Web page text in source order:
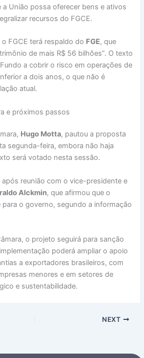
União possa oferecer bens e ativos
recursos do FGCE.
FGCE terá respaldo do FGE, que
de mais R$ 56 bilhões”. O texto
a cobrir o risco em operações de
a dois anos, o que não é
atual.
e próximos passos
Hugo Motta, pautou a proposta
segunda-feira, embora não haja
será votado nesta sessão.
reunião com o vice-presidente e
Alckmin, que afirmou que o
para o governo, segundo a informação
o projeto seguirá para sanção
poderá ampliar o apoio
a exportadores brasileiros, com
menores e em setores de
e sustentabilidade.
NEXT